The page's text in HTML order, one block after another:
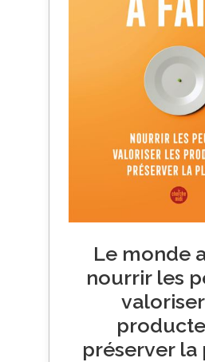
Le monde
nourrir les
préserver la